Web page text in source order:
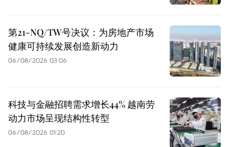
第21-NQ/TW号决议：为房地产市场
健康可持续发展创造新动力
06/08/2026 03:06
科技与金融招聘需求增长44% 越南劳
动力市场呈现结构性转型
06/08/2026 01:20